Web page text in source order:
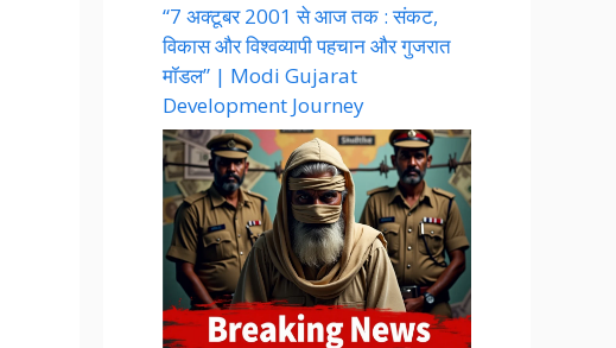
“7 अक्टूबर 2001 से आज तक : संकट,
विकास और विश्वव्यापी पहचान और गुजरात
मॉडल” | Modi Gujarat
Development Journey